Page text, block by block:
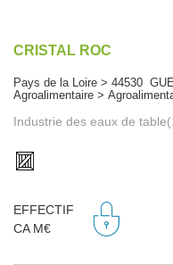
CRISTAL ROC
Pays de la Loire > 44530
Agroalimentaire >
Industrie des eaux de
EFFECTIF
CA M€